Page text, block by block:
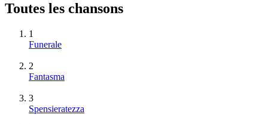
Toutes les chansons
1
Funerale
2
Fantasma
3
Spensieratezza